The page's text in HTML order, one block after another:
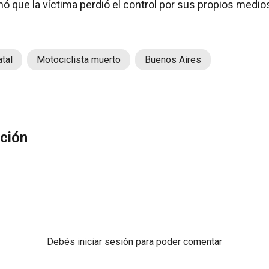
que la víctima perdió el control por sus propios
Motociclista muerto Buenos Aires
Debés iniciar sesión para poder comentar